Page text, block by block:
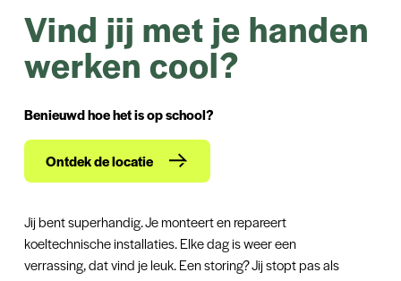
Vind jij met je handen
werken cool?
Benieuwd hoe het is op school?
Ontdek de locatie
Jij bent superhandig. Je monteert en repareert
koeltechnische installaties. Elke dag is weer een
verrassing, dat vind je leuk. Een storing? Jij stopt pas als